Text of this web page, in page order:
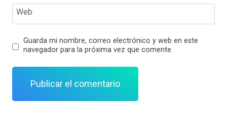
Web
Guarda mi nombre, correo electrónico y web en este
navegador para la próxima vez que comente.